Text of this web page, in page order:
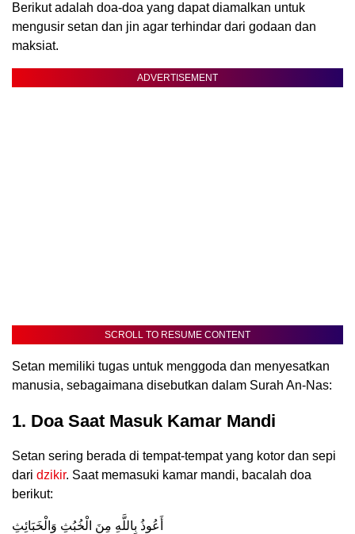
Berikut adalah doa-doa yang dapat diamalkan untuk
mengusir setan dan jin agar terhindar dari godaan dan
maksiat.
ADVERTISEMENT
SCROLL TO RESUME CONTENT
Setan memiliki tugas untuk menggoda dan menyesatkan
manusia, sebagaimana disebutkan dalam Surah An-Nas:
1. Doa Saat Masuk Kamar Mandi
Setan sering berada di tempat-tempat yang kotor dan sepi
dari dzikir. Saat memasuki kamar mandi, bacalah doa
berikut:
أَعُوذُ بِاللَّهِ مِنَ الْخُبُثِ وَالْخَبَائِثِ